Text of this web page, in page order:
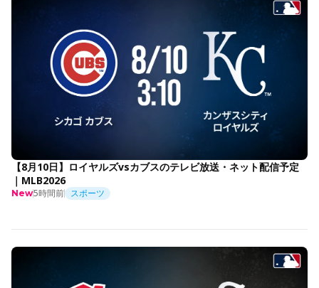
【8月10日】ロイヤルズvsカブスのテレビ放送・ネット配信予定
｜MLB2026
New5時間前 スポーツ